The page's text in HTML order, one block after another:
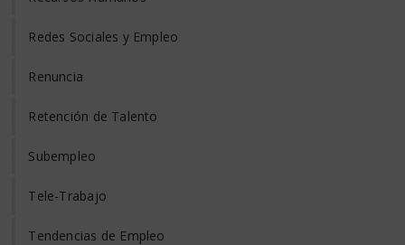
Redes Sociales y Empleo
Renuncia
Retención de Talento
Subempleo
Tele-Trabajo
Tendencias de Empleo